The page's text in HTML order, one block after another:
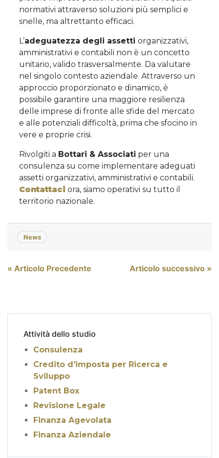
normativi attraverso soluzioni più semplici e
snelle, ma altrettanto efficaci.
L’adeguatezza degli assetti organizzativi,
amministrativi e contabili non è un concetto
unitario, valido trasversalmente. Da valutare
nel singolo contesto aziendale. Attraverso un
approccio proporzionato e dinamico, è
possibile garantire una maggiore resilienza
delle imprese di fronte alle sfide del mercato
e alle potenziali difficoltà, prima che sfocino in
vere e proprie crisi.
Rivolgiti a Bottari & Associati per una
consulenza su come implementare adeguati
assetti organizzativi, amministrativi e contabili.
Contattaci ora, siamo operativi su tutto il
territorio nazionale.
News
Navigazione
« Articolo Precedente Articolo successivo »
Attività dello studio
Consulenza
Credito d’imposta per Ricerca e
Sviluppo
Patent Box
Revisione Legale
Finanza Agevolata
Finanza Aziendale